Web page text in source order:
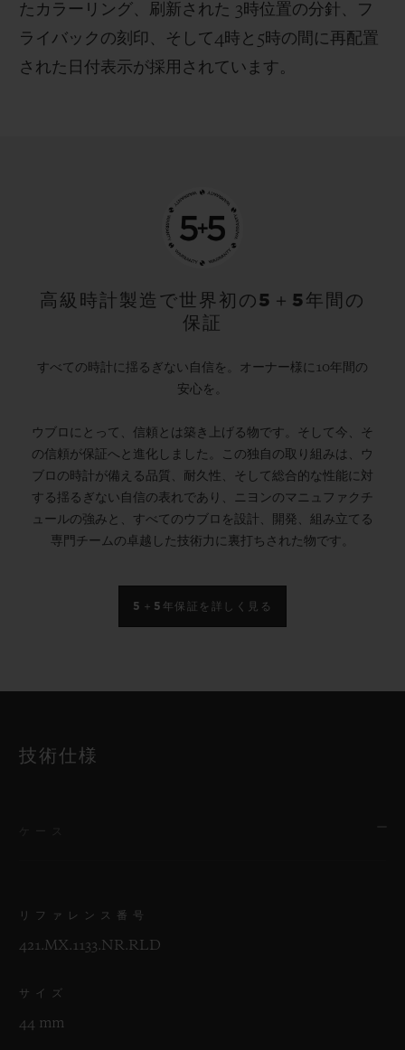
たカラーリング、刷新された 3時位置の分針、フ
ライバックの刻印、そして4時と5時の間に再配置
された日付表示が採用されています。
高級時計製造で世界初の5＋5年間の
保証
すべての時計に揺るぎない自信を。オーナー様に10年間の
安心を。
ウブロにとって、信頼とは築き上げる物です。そして今、そ
の信頼が保証へと進化しました。この独自の取り組みは、ウ
ブロの時計が備える品質、耐久性、そして総合的な性能に対
する揺るぎない自信の表れであり、ニヨンのマニュファクチ
ュールの強みと、すべてのウブロを設計、開発、組み立てる
専門チームの卓越した技術力に裏打ちされた物です。
5＋5年保証を詳しく見る
技術仕様
リファレンス番号
421.MX.1133.NR.RLD
サイズ
44 mm